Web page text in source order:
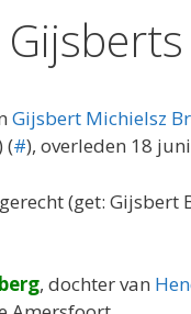
Gijsbert Michielsz
(#), overleden 18
(get: Gijsbert
, dochter van